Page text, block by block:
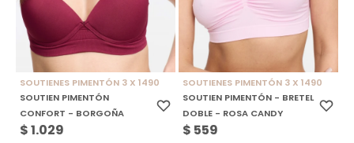
SOUTIENES PIMENTÓN 3 X 1490
SOUTIEN PIMENTÓN
CONFORT - BORGOÑA
$1.029
SOUTIENES PIMENTÓN 3 X 1490
SOUTIEN PIMENTÓN - BRETEL
DOBLE - ROSA CANDY
$ 559